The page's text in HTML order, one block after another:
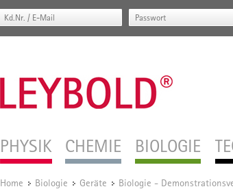
PHYSIK CHEMIE BIOLOGIE
Home / Biologie / Geräte / Biologie -